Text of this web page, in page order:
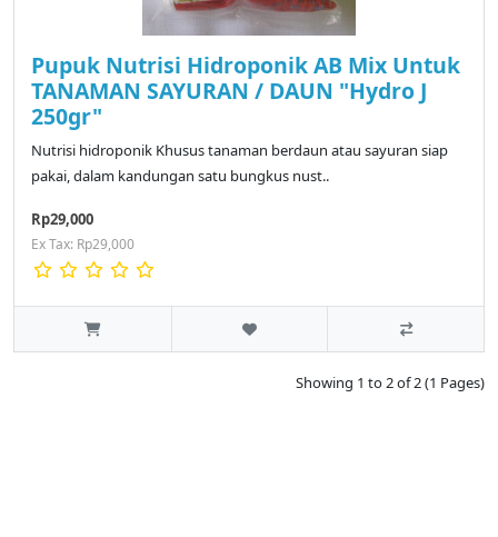
Pupuk Nutrisi Hidroponik AB Mix Untuk
TANAMAN SAYURAN / DAUN "Hydro J
250gr"
Nutrisi hidroponik Khusus tanaman berdaun atau sayuran siap
pakai, dalam kandungan satu bungkus nust..
Rp29,000
Ex Tax: Rp29,000
Showing 1 to 2 of 2 (1 Pages)